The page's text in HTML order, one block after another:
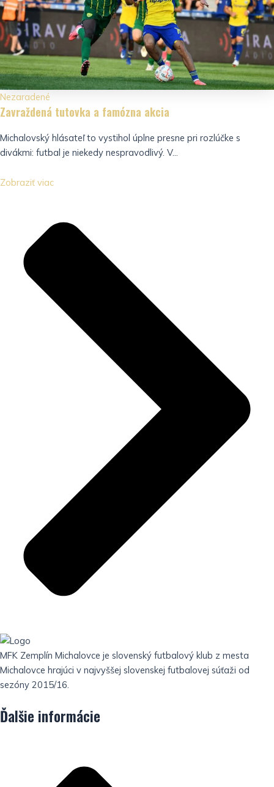
Nezaradené
Zavraždená tutovka a famózna akcia
Michalovský hlásateľ to vystihol úplne presne pri rozlúčke s
divákmi: futbal je niekedy nespravodlivý. V...
Zobraziť viac
MFK Zemplín Michalovce je slovenský futbalový klub z mesta
Michalovce hrajúci v najvyššej slovenskej futbalovej súťaži od
sezóny 2015/16.
Ďalšie informácie